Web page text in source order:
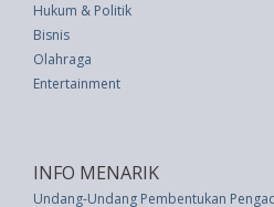
Hukum & Politik
Bisnis
Olahraga
Entertainment
INFO MENARIK
Undang-Undang Pembentukan